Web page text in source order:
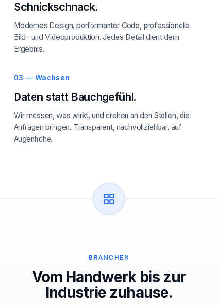
Schnickschnack.
Modernes Design, performanter Code, professionelle
Bild- und Videoproduktion. Jedes Detail dient dem
Ergebnis.
03 — Wachsen
Daten statt Bauchgefühl.
Wir messen, was wirkt, und drehen an den Stellen, die
Anfragen bringen. Transparent, nachvollziehbar, auf
Augenhöhe.
BRANCHEN
Vom Handwerk bis zur
Industrie zuhause.